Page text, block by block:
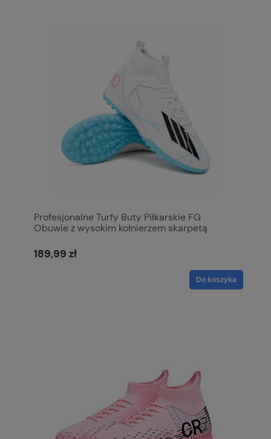
Profesjonalne Turfy Buty Piłkarskie FG
Obuwie z wysokim kołnierzem skarpetą
189,99 zł
Do koszyka